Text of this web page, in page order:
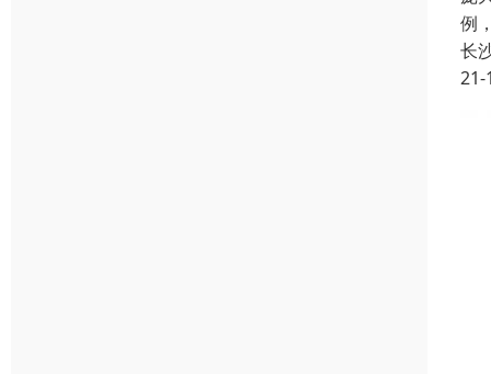
例
长
21-